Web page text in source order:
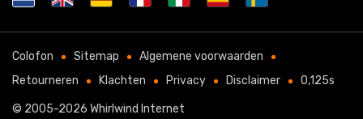
Colofon Sitemap
Algemene voorwaarden
Retourneren
Klachten Privacy Disclaimer 0,125s
© 2005-2026 Whirlwind Internet